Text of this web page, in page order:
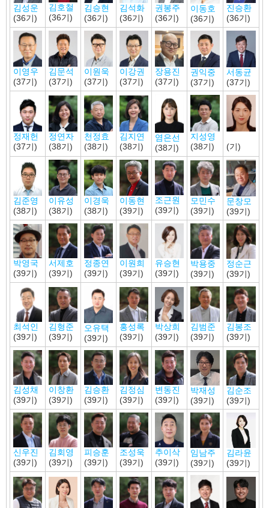
김성운
(36기)
김호철
(36기)
김승현
(36기)
김석화
(36기)
권봉주
(36기)
이동호
(36기)
진승환
(36기)
이영우
(37기)
김문석
(37기)
이원욱
(37기)
이강권
(37기)
장용진
(37기)
권익중
(37기)
서동균
(37기)
정재헌
(37기)
정연자
(38기)
천정효
(38기)
김지연
(38기)
염은선
(38기)
지성영
(38기)
(기)
김준영
(38기)
이유성
(38기)
이경욱
(38기)
이동현
(39기)
조근원
(39기)
모민수
(39기)
문창모
(39기)
박영국
(39기)
서제호
(39기)
정종연
(39기)
이원희
(39기)
유승현
(39기)
박용중
(39기)
정순근
(39기)
최석인
(39기)
김형준
(39기)
오유택
(39기)
홍성록
(39기)
박상희
(39기)
김범준
(39기)
김봉조
(39기)
김성채
(39기)
이창환
(39기)
김승환
(39기)
김정심
(39기)
변동진
(39기)
박재성
(39기)
김순조
(39기)
신우진
(39기)
김회영
(39기)
피승훈
(39기)
조성욱
(39기)
추이삭
(39기)
임남주
(39기)
김라윤
(39기)